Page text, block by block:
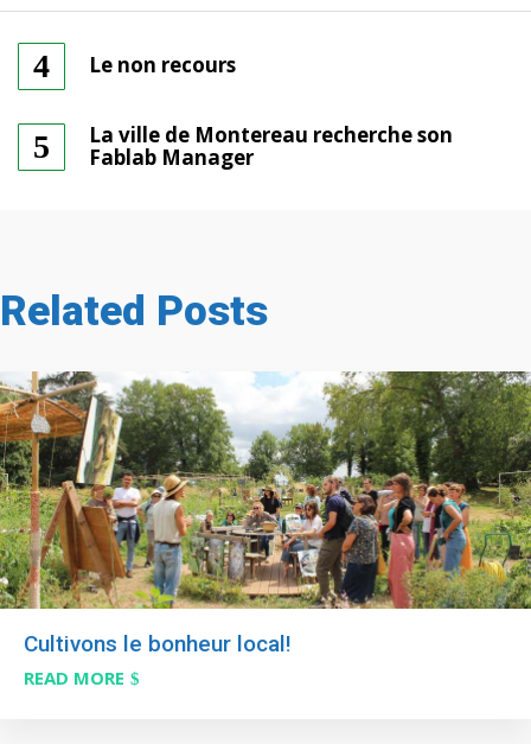
Le non recours
La ville de Montereau recherche son
Fablab Manager
Related Posts
Cultivons le bonheur local!
READ MORE